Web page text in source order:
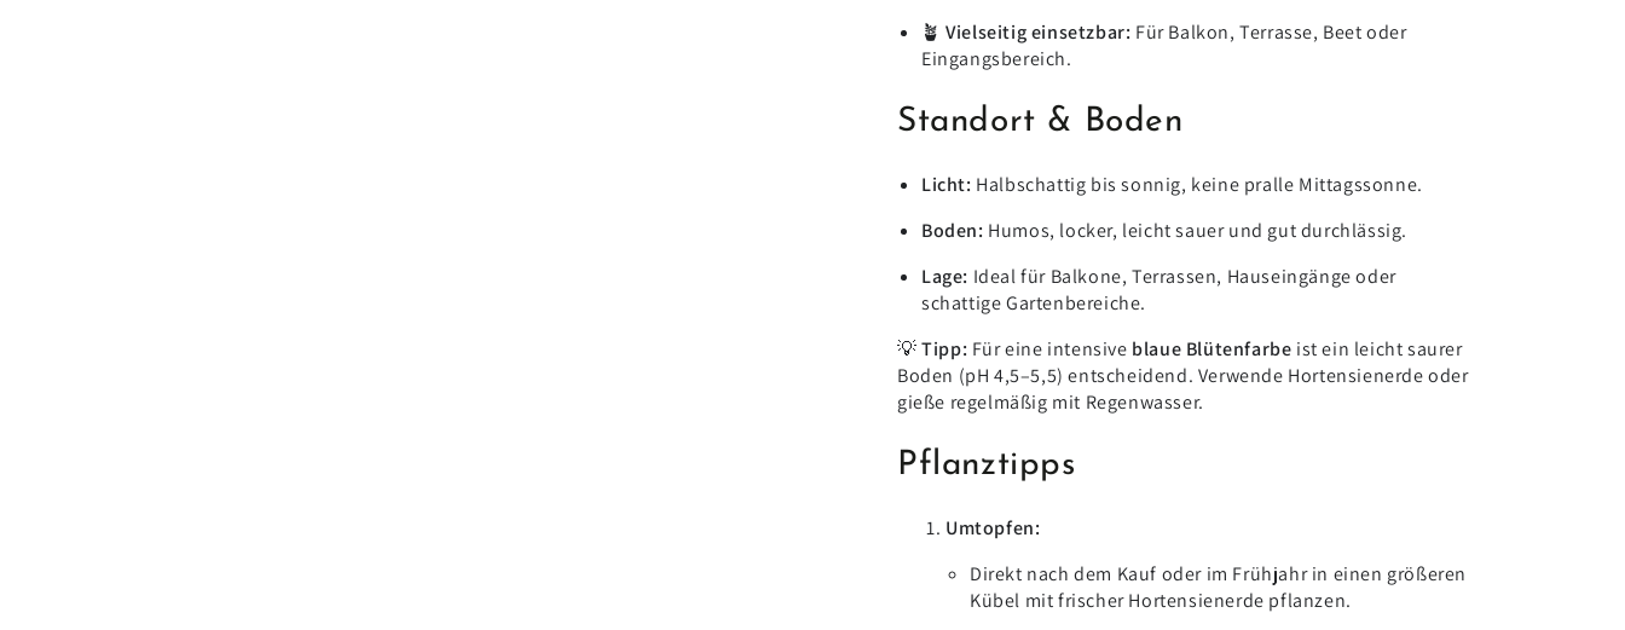
🪴 Vielseitig einsetzbar: Für Balkon, Terrasse, Beet oder
Eingangsbereich.
Standort & Boden
Licht: Halbschattig bis sonnig, keine pralle Mittagssonne.
Boden: Humos, locker, leicht sauer und gut durchlässig.
Lage: Ideal für Balkone, Terrassen, Hauseingänge oder
schattige Gartenbereiche.
💡 Tipp: Für eine intensive blaue Blütenfarbe ist ein leicht saurer
Boden (pH 4,5–5,5) entscheidend. Verwende Hortensienerde oder
gieße regelmäßig mit Regenwasser.
Pflanztipps
Umtopfen:
Direkt nach dem Kauf oder im Frühjahr in einen größeren
Kübel mit frischer Hortensienerde pflanzen.